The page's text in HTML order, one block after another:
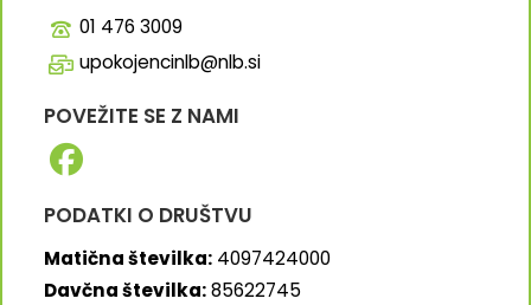
01 476 3009
upokojencinlb@nlb.si
POVEŽITE SE Z NAMI
PODATKI O DRUŠTVU
Matična številka:4097424000
Davčna številka:85622745